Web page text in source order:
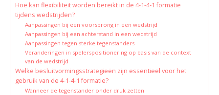
Hoe kan flexibiliteit worden bereikt in de 4-1-4-1 formatie
tijdens wedstrijden?
Aanpassingen bij een voorsprong in een wedstrijd
Aanpassingen bij een achterstand in een wedstrijd
Aanpassingen tegen sterke tegenstanders
Veranderingen in spelerspositionering op basis van de context
van de wedstrijd
Welke besluitvormingsstrategieën zijn essentieel voor het
gebruik van de 4-1-4-1 formatie?
Wanneer de tegenstander onder druk zetten